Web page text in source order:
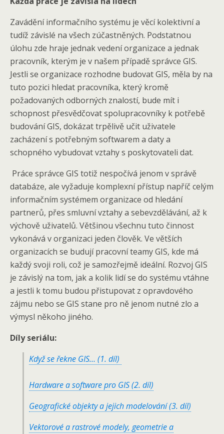
Zavádění informačního systému je věcí kolektivní a
tudíž závislé na všech zúčastněných. Podstatnou
úlohu zde hraje jednak vedení organizace a jednak
pracovník, kterým je v našem případě správce GIS.
Jestli se organizace rozhodne budovat GIS, měla by na
tuto pozici hledat pracovníka, který kromě
požadovaných odborných znalostí, bude mít i
schopnost přesvědčovat spolupracovníky k potřebě
budování GIS, dokázat trpělivě učit uživatele
zacházení s potřebným softwarem a daty a
schopného vybudovat vztahy s poskytovateli dat.
Práce správce GIS totiž nespočívá jenom v správě
databáze, ale vyžaduje komplexní přístup napříč celým
informačním systémem organizace od hledání
partnerů, přes smluvní vztahy a sebevzdělávání, až k
výchově uživatelů. Většinou všechnu tuto činnost
vykonává v organizaci jeden člověk. Ve větších
organizacích se budují pracovní teamy GIS, kde má
každý svoji roli, což je samozřejmě ideální. Rozvoj GIS
je závislý na tom, jak a kolik lidí se do systému vtáhne
a jestli k tomu budou přistupovat z opravdového
zájmu nebo se GIS stane pro ně jenom nutné zlo a
výmysl někoho jiného.
Díly seriálu:
Když se řekne GIS… (1. díl)
Hardware a software pro GIS (2. díl)
Geografické objekty a jejich modelování (3. díl)
Vektorové a rastrové modely, geometrie a